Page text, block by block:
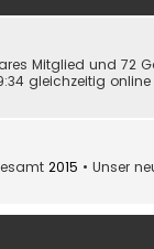
Mitglied und
gleichzeitig
2015 • Unser